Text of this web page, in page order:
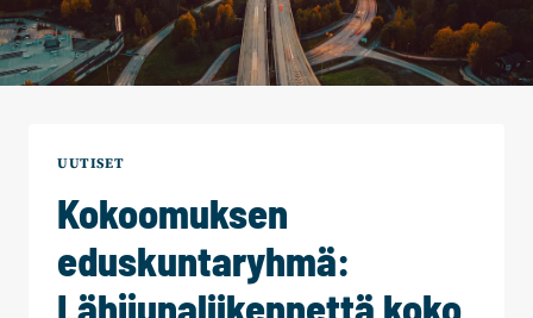
UUTISET
Kokoomuksen
eduskuntaryhmä:
Lähijunaliikennettä koko